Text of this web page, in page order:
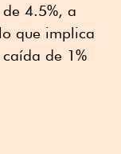
4.5%, a
que implica
de 1%